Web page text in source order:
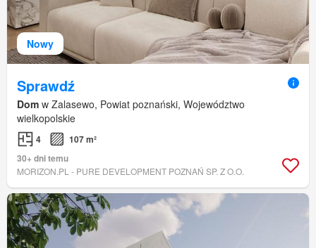
Nowy
Sprawdź
Dom w Zalasewo, Powiat poznański, Województwo
wielkopolskie
4
107 m²
30+ dni temu
MORIZON.PL - PURE DEVELOPMENT POZNAŃ SP. Z O.O.